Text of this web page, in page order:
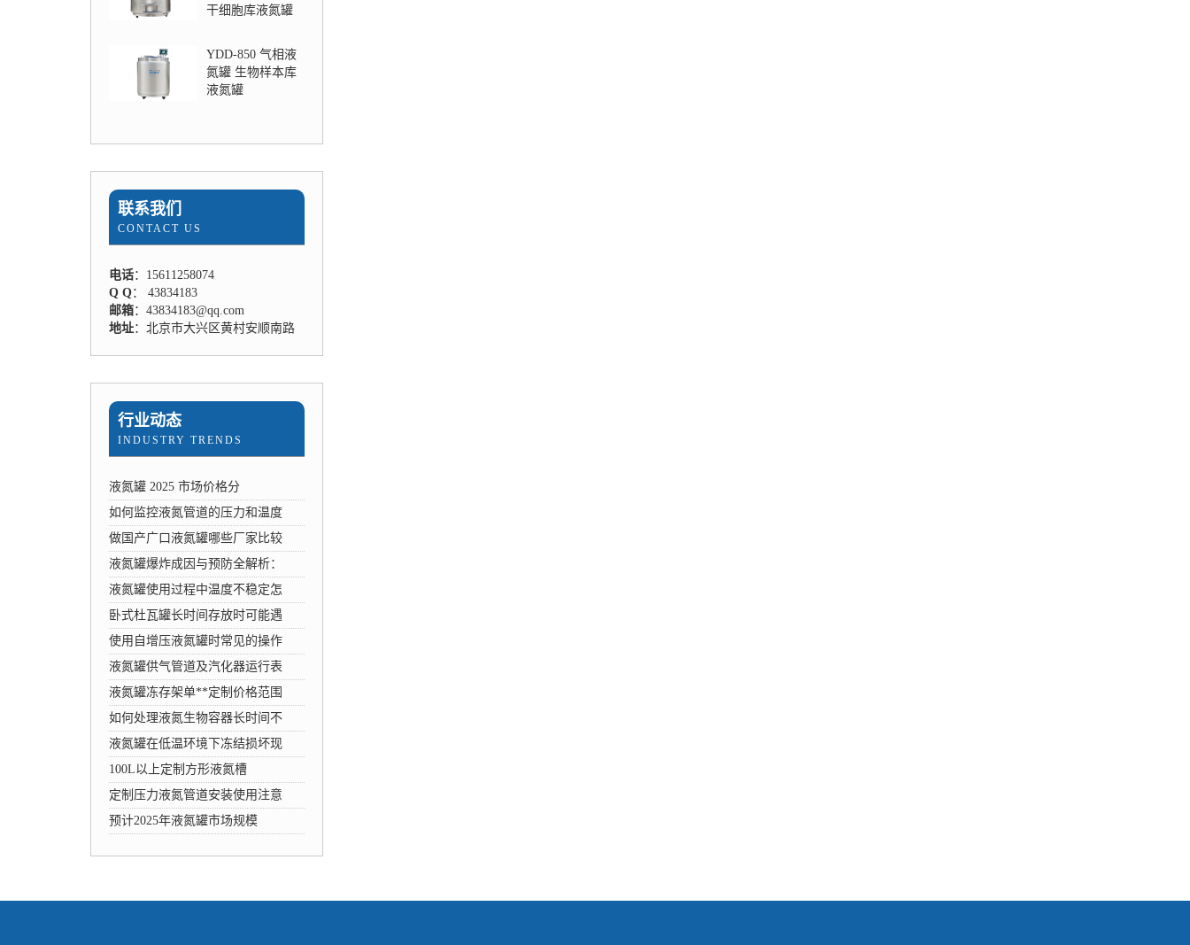
干细胞库液氮罐
YDD-850 气相液
氮罐 生物样本库
液氮罐
联系我们
CONTACT US
电话：15611258074
Q Q： 43834183
邮箱：43834183@qq.com
地址：北京市大兴区黄村安顺南路
行业动态
INDUSTRY TRENDS
液氮罐 2025 市场价格分
如何监控液氮管道的压力和温度
做国产广口液氮罐哪些厂家比较
液氮罐爆炸成因与预防全解析：
液氮罐使用过程中温度不稳定怎
卧式杜瓦罐长时间存放时可能遇
使用自增压液氮罐时常见的操作
液氮罐供气管道及汽化器运行表
液氮罐冻存架单**定制价格范围
如何处理液氮生物容器长时间不
液氮罐在低温环境下冻结损坏现
100L以上定制方形液氮槽
定制压力液氮管道安装使用注意
预计2025年液氮罐市场规模